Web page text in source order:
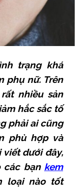
trạng khá
phụ nữ. Trên
nhiều sản
hắc sắc tố
phải ai cũng
phù hợp và
viết dưới đây,
các bạn kem
loại nào tốt